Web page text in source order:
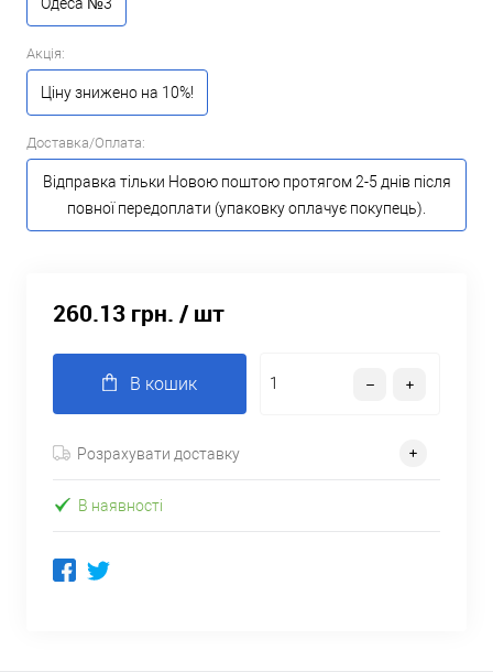
Акція:
Ціну знижено на 10%!
Доставка/Оплата:
Відправка тільки Новою поштою протягом 2-5 днів після
повної передоплати (упаковку оплачує покупець).
260.13 грн. / шт
В кошик
Розрахувати доставку
В наявності